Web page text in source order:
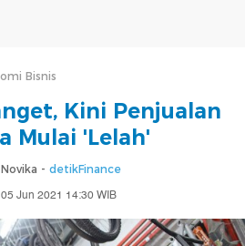
Bisnis
Kini Penjualan
Mulai 'Lelah'
- detikFinance
Jun 2021 14:30 WIB